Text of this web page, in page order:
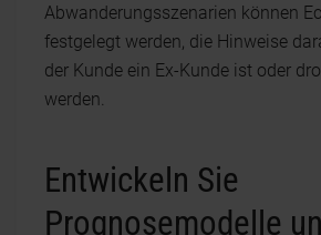
Abwanderungsszenarien können
festgelegt werden, die Hinweise
der Kunde ein Ex-Kunde ist oder
werden.
Entwickeln Sie
Prognosemodelle